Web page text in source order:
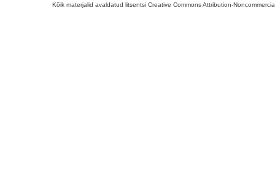
Kõik materjalid avaldatud litsentsi Creative Commons Attribution-